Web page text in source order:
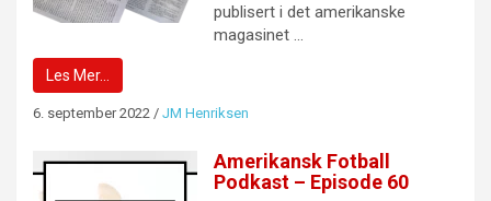
publisert i det amerikanske
magasinet ...
Les Mer…
6. september 2022 / JM Henriksen
Amerikansk Fotball
Podkast – Episode 60